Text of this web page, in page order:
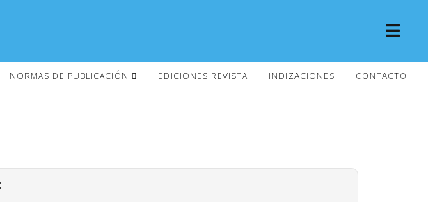
NORMAS DE PUBLICACIÓN EDICIONES REVISTA INDIZACIONES CONTACTO